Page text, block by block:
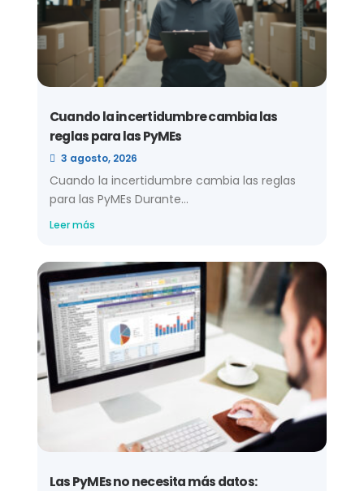
Cuando la incertidumbre cambia las
reglas para las PyMEs
3 agosto, 2026
Cuando la incertidumbre cambia las reglas
para las PyMEs Durante...
Leer más
Las PyMEs no necesita más datos: